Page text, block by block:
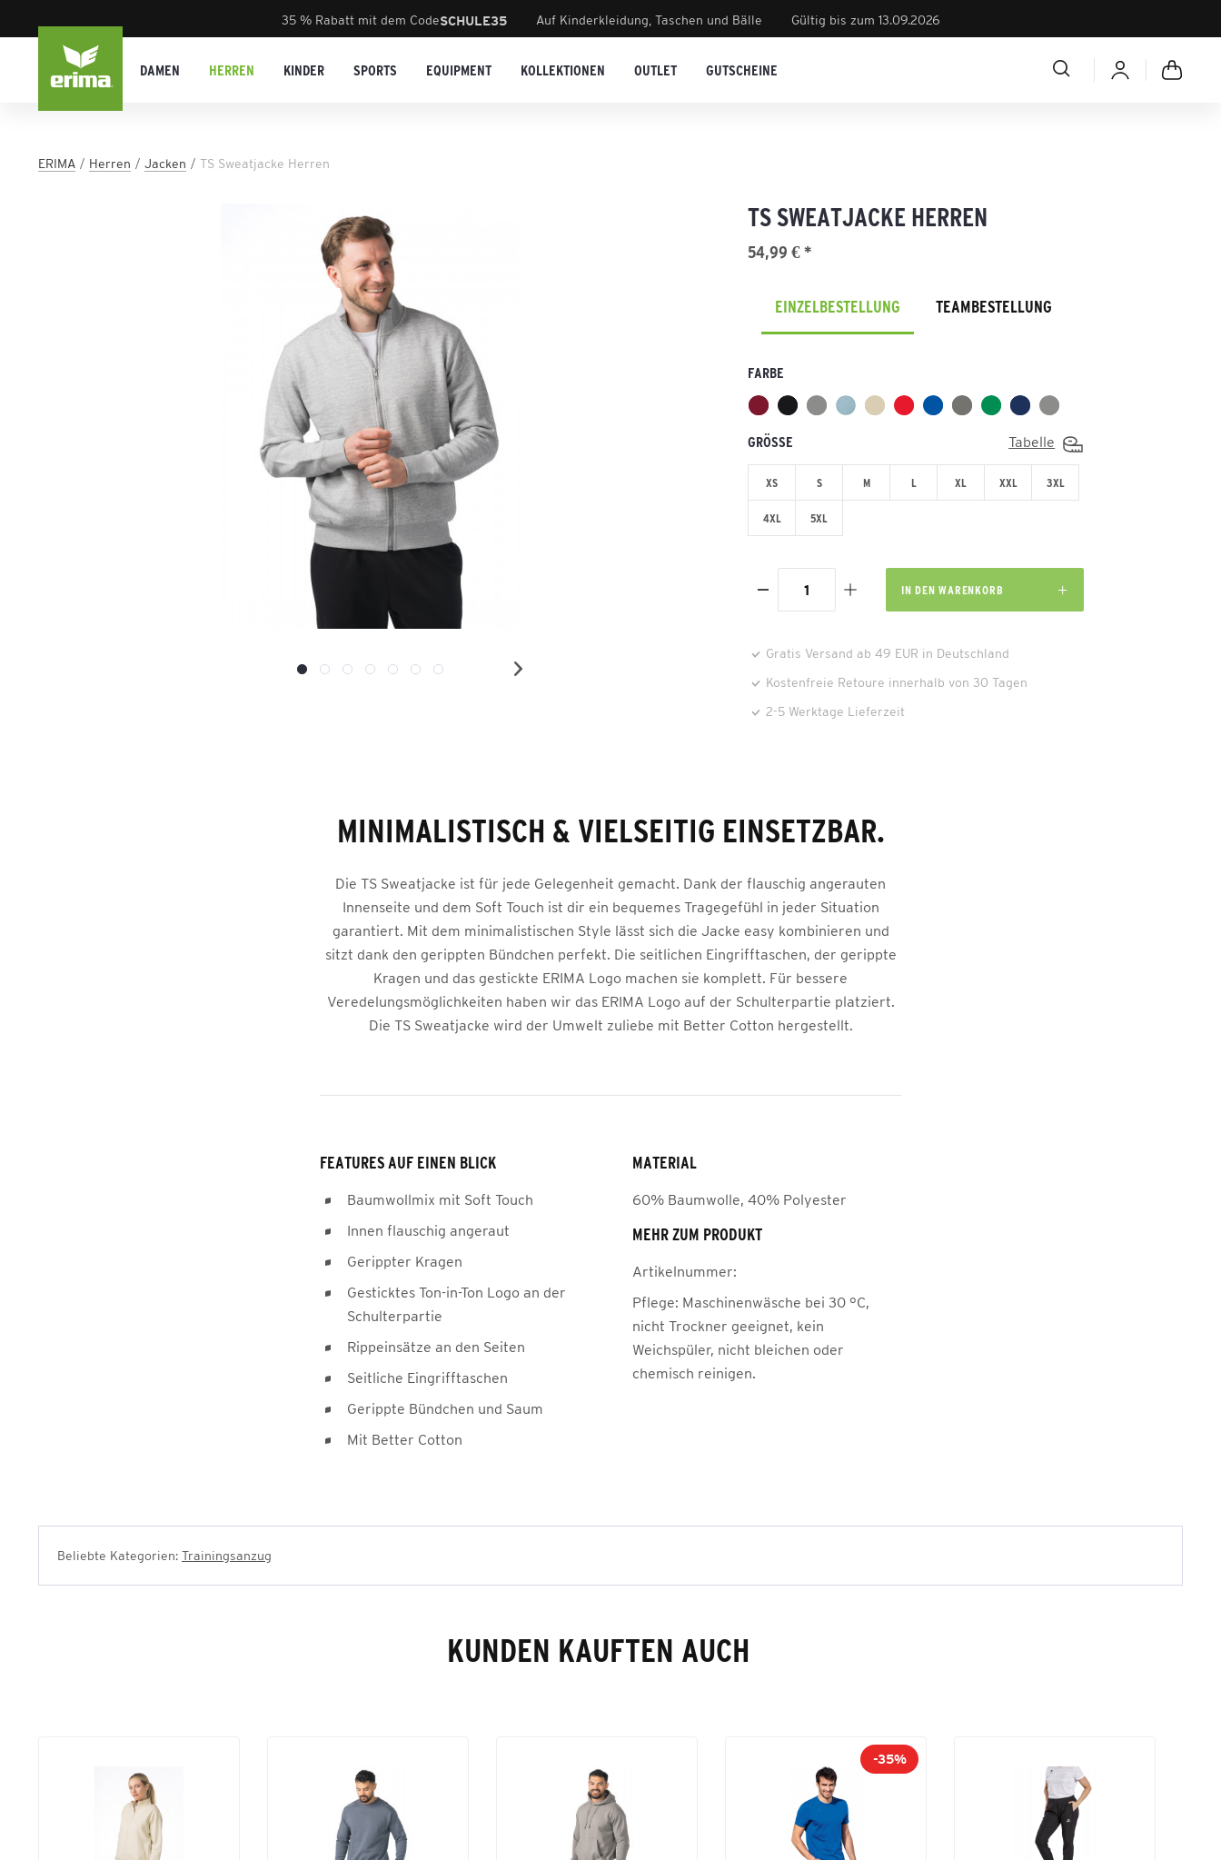
35 % Rabatt mit dem CodeSCHULE35 Auf Kinderkleidung, Taschen und Bälle Gültig bis zum 13.09.2026
DAMEN HERREN KINDER SPORTS EQUIPMENT KOLLEKTIONEN OUTLET GUTSCHEINE
ERIMA Herren Jacken TS Sweatjacke Herren
TS SWEATJACKE HERREN
54,99 € *
EINZELBESTELLUNG TEAMBESTELLUNG
FARBE
GRÖSSE Tabelle
XS S M L XL XXL 3XL
4XL 5XL
IN DEN WARENKORB
Gratis Versand ab 49 EUR in Deutschland
Kostenfreie Retoure innerhalb von 30 Tagen
2-5 Werktage Lieferzeit
MINIMALISTISCH & VIELSEITIG EINSETZBAR.
Die TS Sweatjacke ist für jede Gelegenheit gemacht. Dank der flauschig angerauten
Innenseite und dem Soft Touch ist dir ein bequemes Tragegefühl in jeder Situation
garantiert. Mit dem minimalistischen Style lässt sich die Jacke easy kombinieren und
sitzt dank den gerippten Bündchen perfekt. Die seitlichen Eingrifftaschen, der gerippte
Kragen und das gestickte ERIMA Logo machen sie komplett. Für bessere
Veredelungsmöglichkeiten haben wir das ERIMA Logo auf der Schulterpartie platziert.
Die TS Sweatjacke wird der Umwelt zuliebe mit Better Cotton hergestellt.
FEATURES AUF EINEN BLICK
Baumwollmix mit Soft Touch
Innen flauschig angeraut
Gerippter Kragen
Gesticktes Ton-in-Ton Logo an der
Schulterpartie
Rippeinsätze an den Seiten
Seitliche Eingrifftaschen
Gerippte Bündchen und Saum
Mit Better Cotton
MATERIAL
60% Baumwolle, 40% Polyester
MEHR ZUM PRODUKT
Artikelnummer:
Pflege: Maschinenwäsche bei 30 °C,
nicht Trockner geeignet, kein
Weichspüler, nicht bleichen oder
chemisch reinigen.
Beliebte Kategorien: Trainingsanzug
KUNDEN KAUFTEN AUCH
-35%